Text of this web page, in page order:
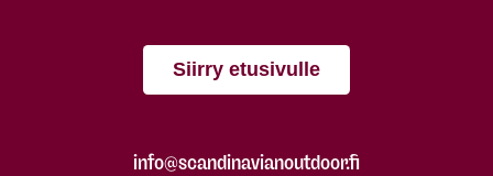
Siirry etusivulle
info@scandinavianoutdoor.fi